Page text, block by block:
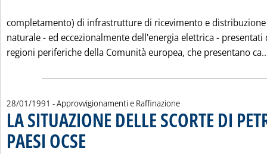
completamento) di infrastrutture di ricevimento e distribuzione
naturale - ed eccezionalmente dell'energia elettrica - presentati
regioni periferiche della Comunità europea, che presentano
28/01/1991 - Approvvigionamenti e Raffinazione
LA SITUAZIONE DELLE SCORTE DI
PAESI OCSE